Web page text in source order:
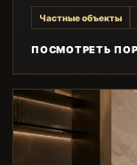
Частные объекты
ПОСМОТРЕТЬ